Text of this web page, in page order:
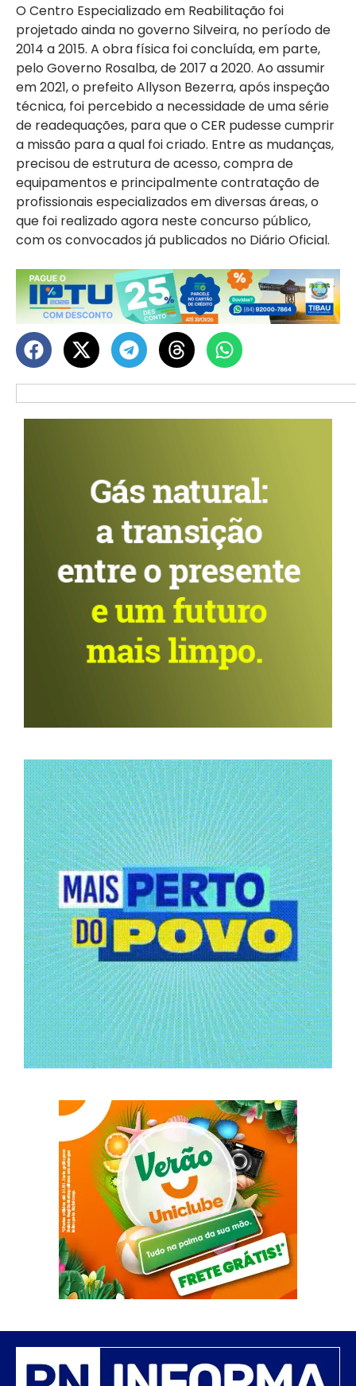
O Centro Especializado em Reabilitação foi
projetado ainda no governo Silveira, no período de
2014 a 2015. A obra física foi concluída, em parte,
pelo Governo Rosalba, de 2017 a 2020. Ao assumir
em 2021, o prefeito Allyson Bezerra, após inspeção
técnica, foi percebido a necessidade de uma série
de readequações, para que o CER pudesse cumprir
a missão para a qual foi criado. Entre as mudanças,
precisou de estrutura de acesso, compra de
equipamentos e principalmente contratação de
profissionais especializados em diversas áreas, o
que foi realizado agora neste concurso público,
com os convocados já publicados no Diário Oficial.